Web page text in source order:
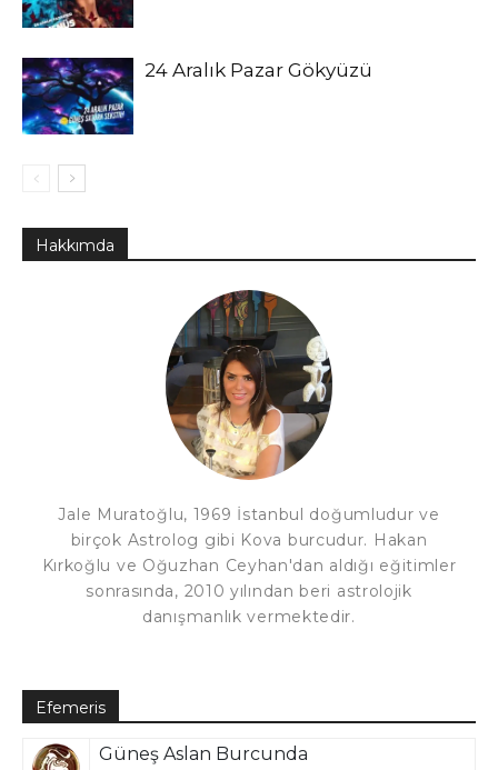
24 Aralık Pazar Gökyüzü
Hakkımda
Jale Muratoğlu, 1969 İstanbul doğumludur ve
birçok Astrolog gibi Kova burcudur. Hakan
Kırkoğlu ve Oğuzhan Ceyhan'dan aldığı eğitimler
sonrasında, 2010 yılından beri astrolojik
danışmanlık vermektedir.
Efemeris
Güneş Aslan Burcunda